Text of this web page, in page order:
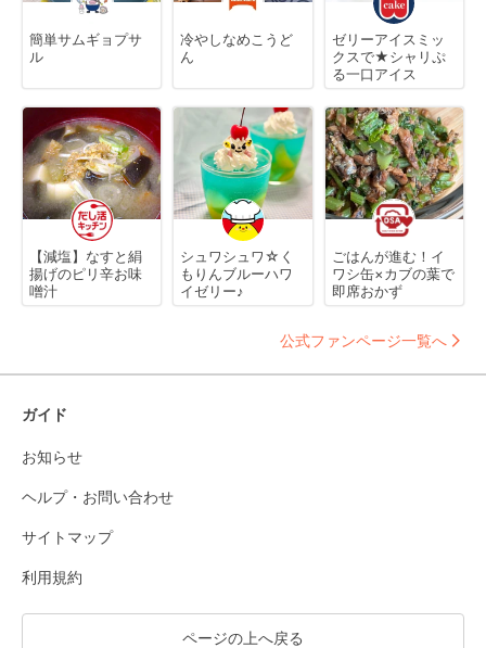
簡単サムギョプサ
ル
冷やしなめこうど
ん
ゼリーアイスミッ
クスで★シャリぷ
る一口アイス
【減塩】なすと絹
揚げのピリ辛お味
噌汁
シュワシュワ☆く
もりんブルーハワ
イゼリー♪
ごはんが進む！イ
ワシ缶×カブの葉で
即席おかず
公式ファンページ一覧へ
ガイド
お知らせ
ヘルプ・お問い合わせ
サイトマップ
利用規約
ページの上へ戻る